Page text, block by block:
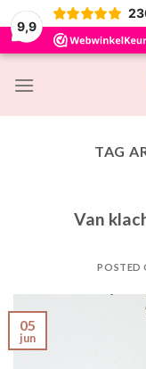
9,9
Skip
TAG
Van
POSTED
05
jun